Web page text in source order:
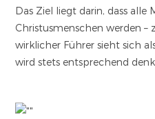
Das Ziel liegt darin, dass alle
Christusmenschen werden –
wirklicher Führer sieht sich
wird stets entsprechend